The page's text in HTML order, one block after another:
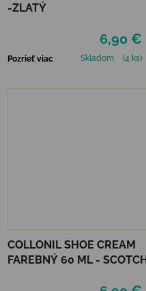
-ZLATÝ
6,90 €
Pozrieť viac Skladom (4 ks)
COLLONIL SHOE CREAM
FAREBNÝ 60 ML -